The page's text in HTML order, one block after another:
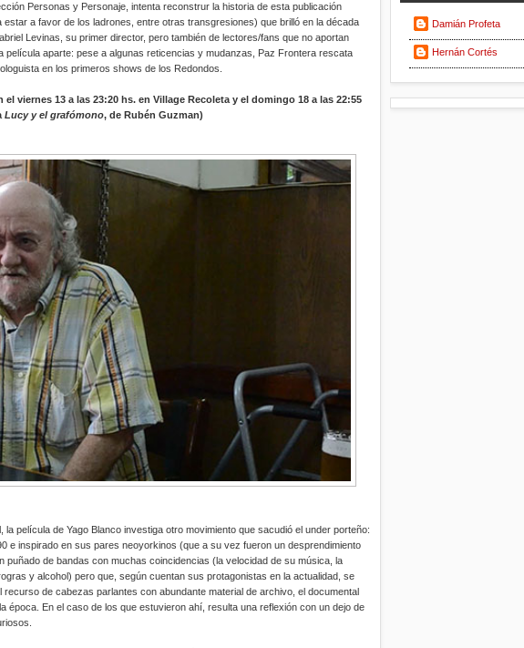
Personas y Personaje, intenta reconstrur la historia de esta publicación
a favor de los ladrones, entre otras transgresiones) que brilló en la década
Levinas, su primer director, pero también de lectores/fans que no aportan
película aparte: pese a algunas reticencias y mudanzas, Paz Frontera rescata
en los primeros shows de los Redondos.
el viernes 13 a las 23:20 hs. en Village Recoleta y el domingo 18 a las 22:55
Lucy y el grafómono, de Rubén Guzman)
película de Yago Blanco investiga otro movimiento que sacudió el under porteño:
e inspirado en sus pares neoyorkinos (que a su vez fueron un desprendimiento
de bandas con muchas coincidencias (la velocidad de su música, la
y alcohol) pero que, según cuentan sus protagonistas en la actualidad, se
de cabezas parlantes con abundante material de archivo, el documental
época. En el caso de los que estuvieron ahí, resulta una reflexión con un dejo de
Damián Profeta
Hernán Cortés